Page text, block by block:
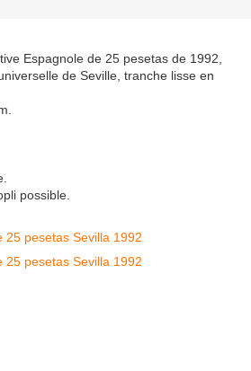
Espagnole de 25 pesetas de 1992,
de Seville, tranche lisse en
possible.